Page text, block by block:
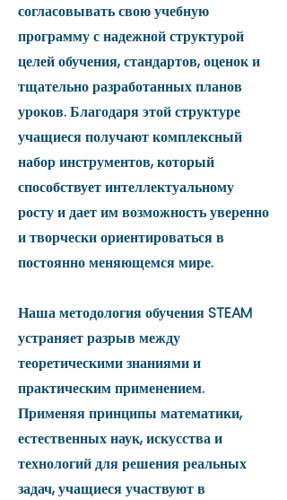
согласовывать свою учебную
программу с надежной структурой
целей обучения, стандартов, оценок и
тщательно разработанных планов
уроков. Благодаря этой структуре
учащиеся получают комплексный
набор инструментов, который
способствует интеллектуальному
росту и дает им возможность уверенно
и творчески ориентироваться в
постоянно меняющемся мире.
Наша методология обучения STEAM
устраняет разрыв между
теоретическими знаниями и
практическим применением.
Применяя принципы математики,
естественных наук, искусства и
технологий для решения реальных
задач, учащиеся участвуют в